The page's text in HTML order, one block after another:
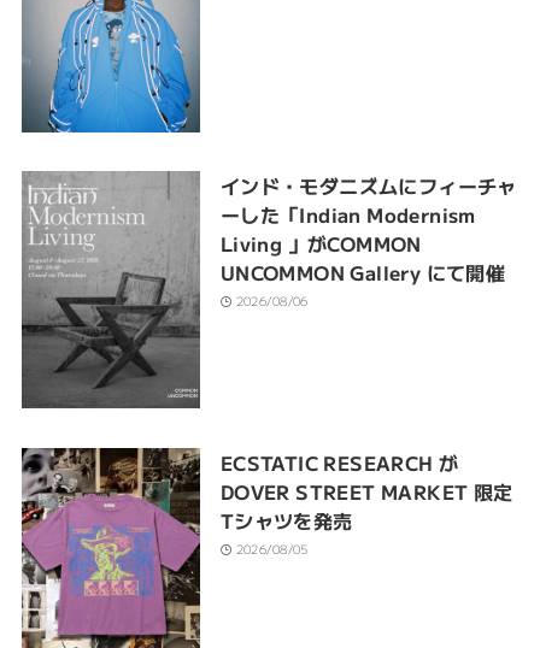
インド・モダニズムにフィーチャ
ーした「Indian Modernism
Living 」がCOMMON
UNCOMMON Gallery にて開催
2026/08/06
ECSTATIC RESEARCH が
DOVER STREET MARKET 限定
Tシャツを発売
2026/08/05